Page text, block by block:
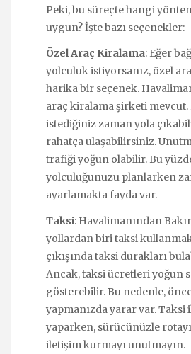
Peki, bu süreçte hangi
uygun? İşte bazı seçenekler:
Özel Araç Kiralama: Eğer
yolculuk istiyorsanız, özel
harika bir seçenek.
araç kiralama şirketi mevcut.
istediğiniz zaman yola
rahatça ulaşabilirsiniz.
trafiği yoğun olabilir. Bu
yolculuğunuzu planlarken
ayarlamakta fayda var.
Taksi: Havalimanından
yollardan biri taksi
çıkışında taksi durakları
Ancak, taksi ücretleri yoğun
gösterebilir. Bu nedenle,
yapmanızda yarar var. Taksi
yaparken, sürücünüzle
iletişim kurmayı unutmayın.